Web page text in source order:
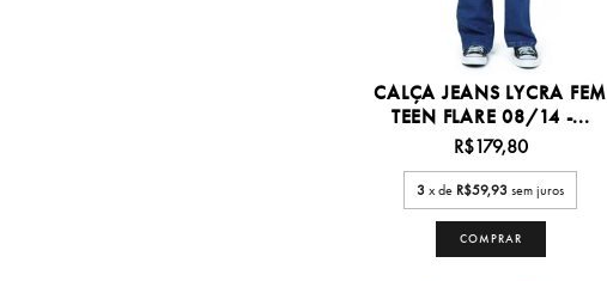
CALÇA JEANS LYCRA FEM
TEEN FLARE 08/14 -...
R$179,80
3 x de R$59,93 sem juros
COMPRAR